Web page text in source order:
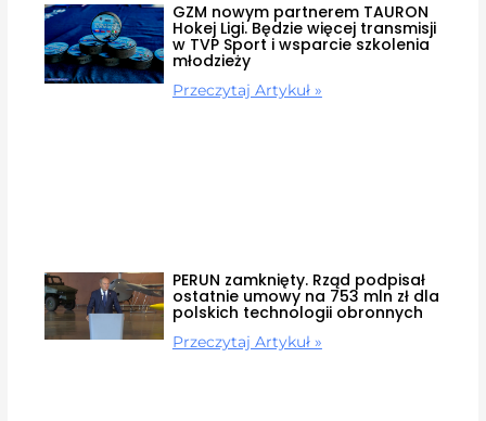
GZM nowym partnerem TAURON
Hokej Ligi. Będzie więcej transmisji
w TVP Sport i wsparcie szkolenia
młodzieży
Przeczytaj Artykuł »
PERUN zamknięty. Rząd podpisał
ostatnie umowy na 753 mln zł dla
polskich technologii obronnych
Przeczytaj Artykuł »